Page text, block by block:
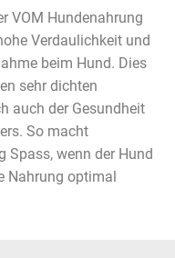
VOM Hundenahrung
Verdaulichkeit und
beim Hund. Dies
sehr dichten
auch der Gesundheit
So macht
Spass, wenn der Hund
Nahrung optimal